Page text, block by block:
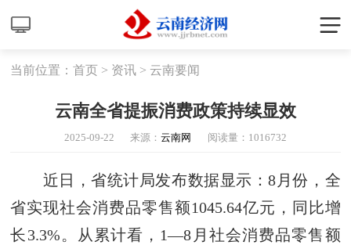
当前位置：首页 > 资讯 > 云南要闻
云南全省提振消费政策持续显效
2025-09-22 来源：云南网 阅读量： 1016732
近日，省统计局发布数据显示：8月份，全
省实现社会消费品零售额1045.64亿元，同比增
长3.3%。从累计看，1—8月社会消费品零售额